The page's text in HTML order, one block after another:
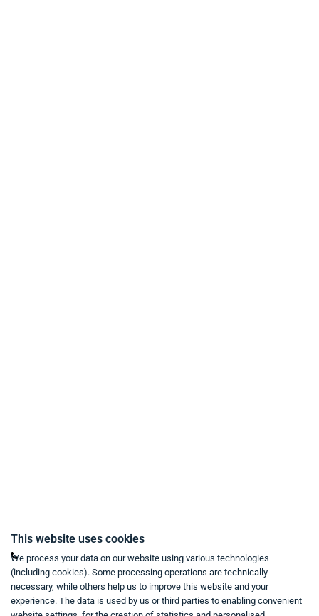
Mon - Fri from 9:00 a.m. to 6:00 p.m
+49 234 333 6721-0
shop@think-about.it
Contact Us
This website uses cookies
We process your data on our website using various technologies
(including cookies). Some processing operations are technically
necessary, while others help us to improve this website and your
experience. The data is used by us or third parties to enabling convenient